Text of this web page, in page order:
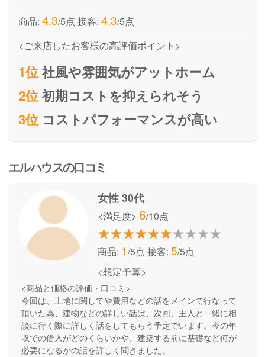
商品: 4.3/5点 接客: 4.3/5点
<ご来店したお客様の高評価ポイント>
1位社風や雰囲気がアットホーム
2位初期コストを抑えられそう
3位コストパフォーマンスが高い
エルハウスの口コミ
女性 30代
<満足度> 6/10点
商品: 1/5点 接客: 5/5点
<想定予算>
<商品と価格の評価・口コミ>
今回は、土地に関してや費用などの話をメインで行なって
頂いた為、建物などの詳しい話は、次回、主人と一緒に相
談に行く際に詳しく話をしてもらう予定でいます。今の年
収での借入がどのくらいかや、建築する前に基礎など何が
必要になるかの話を詳しく聞きました。